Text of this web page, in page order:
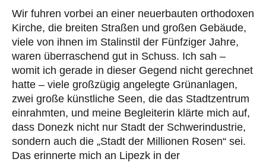
Wir fuhren vorbei an einer neuerbauten orthodoxen
Kirche, die breiten Straßen und großen Gebäude,
viele von ihnen im Stalinstil der Fünfziger Jahre,
waren überraschend gut in Schuss. Ich sah –
womit ich gerade in dieser Gegend nicht gerechnet
hatte – viele großzügig angelegte Grünanlagen,
zwei große künstliche Seen, die das Stadtzentrum
einrahmten, und meine Begleiterin klärte mich auf,
dass Donezk nicht nur Stadt der Schwerindustrie,
sondern auch die „Stadt der Millionen Rosen“ sei.
Das erinnerte mich an Lipezk in der